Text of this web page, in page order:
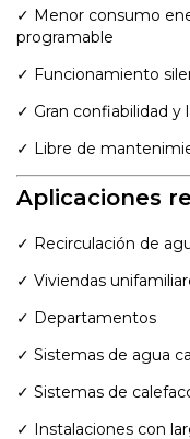
✓ Menor consumo
programable
✓ Funcionamiento
✓ Gran confiabilidad y
✓ Libre de
Aplicaciones
✓ Recirculación de
✓ Viviendas
✓ Departamentos
✓ Sistemas de agua
✓ Sistemas de
✓ Instalaciones con